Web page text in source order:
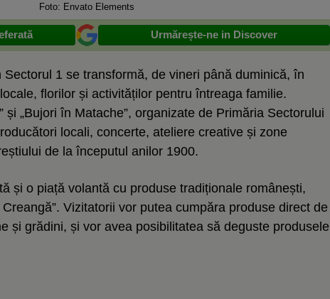
Foto: Envato Elements
Urmărește-ne in Discover
1 se transformă, de vineri până duminică, în
florilor și activităților pentru întreaga familie.
și „Bujori în Matache”, organizate de Primăria Sectorului
locali, concerte, ateliere creative și zone
de la începutul anilor 1900.
și o piață volantă cu produse tradiționale românești,
Vizitatorii vor putea cumpăra produse direct de
și grădini, și vor avea posibilitatea să deguste produsele